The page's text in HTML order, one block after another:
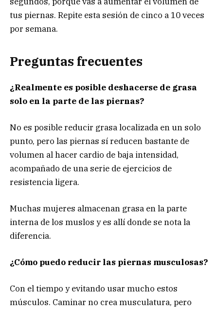
tus piernas. Repite esta sesión de cinco a 10 veces
por semana.
Preguntas frecuentes
¿Realmente es posible deshacerse de grasa
solo en la parte de las piernas?
No es posible reducir grasa localizada en un solo
punto, pero las piernas sí reducen bastante de
volumen al hacer cardio de baja intensidad,
acompañado de una serie de ejercicios de
resistencia ligera.
Muchas mujeres almacenan grasa en la parte
interna de los muslos y es allí donde se nota la
diferencia.
¿Cómo puedo reducir las piernas musculosas?
Con el tiempo y evitando usar mucho estos
músculos. Caminar no crea musculatura, pero